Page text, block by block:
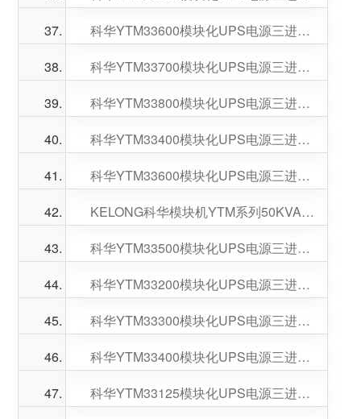
科华YTM33600模块化UPS电源三进三出100-600KVA可选
科华YTM33700模块化UPS电源三进三出100-700KVA可选
科华YTM33800模块化UPS电源三进三出100-800KVA可选
科华YTM33400模块化UPS电源三进三出100-400KVA可选
科华YTM33600模块化UPS电源三进三出50-600KVA可选
KELONG科华模块机YTM系列50KVA功率模块数量可选
科华YTM33500模块化UPS电源三进三出50-500KVA可选
科华YTM33200模块化UPS电源三进三出50-200KVA可选
科华YTM33300模块化UPS电源三进三出50-300KVA可选
科华YTM33400模块化UPS电源三进三出50-400KVA可选
科华YTM33125模块化UPS电源三进三出25-125KVA可选